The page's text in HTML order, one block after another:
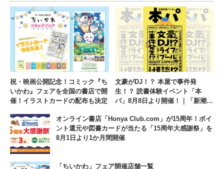
祝・映画公開記念！コミック『ち
いかわ』フェアを全国の書店で開
催！イラストカードの配布も決定
文豪がDJ！？ 本屋で事件発
生！？ 読書体験イベント「本
パ」8月8日より開催！｜「新潮文
ラボレーション
オンライン書店「Honya Club.com」が15周年！ポイ
ント還元や図書カードが当たる「15周年大感謝祭」を
8月1日より1か月間開催
「ちいかわ」フェア開催店舗一覧